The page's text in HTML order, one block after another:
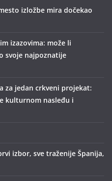
izložbe mira dočekao
izazovima: može li
svoje najpoznatije
za jedan crkveni projekat:
kulturnom nasleđu i
izbor, sve traženije Španija,